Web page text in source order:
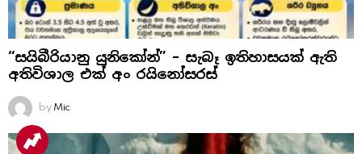
“සයිබීරියානු යුනිකෝන්” – සැබෑ ඉතිහාසයක් ඇති
අතිවිශාල එක් අං රයිනෝසරස්
by Mic